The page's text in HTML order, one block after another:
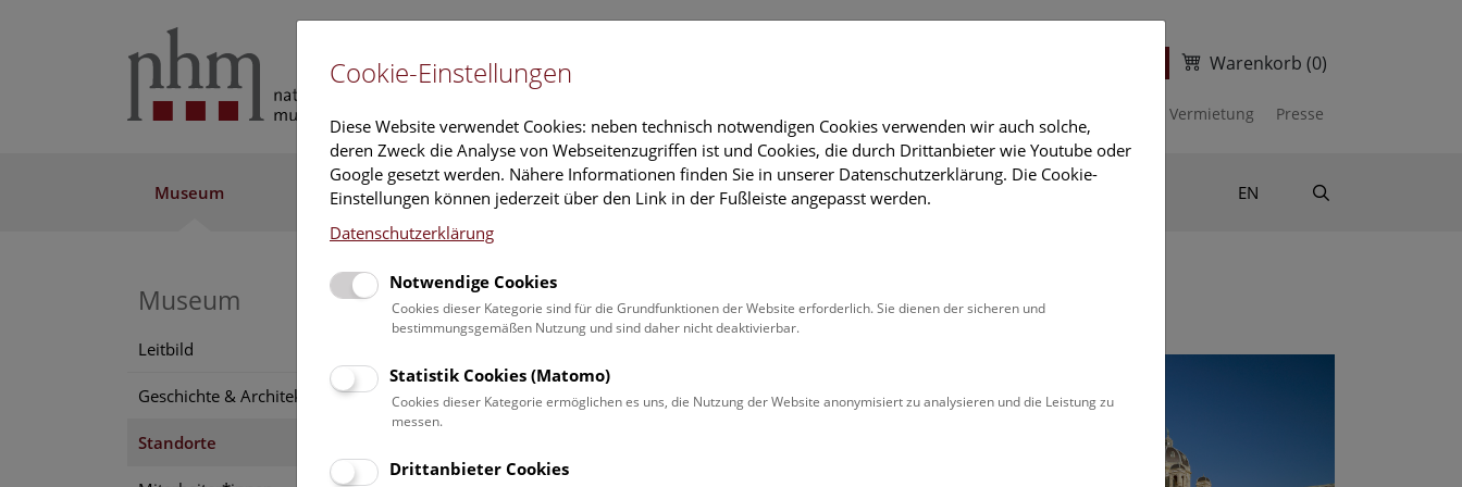
Warenkorb (0)
Vermietung Presse
Museum Ausstellung Forschung Führungen & Aktivitäten Deck 50 EN
Museum
Leitbild
Geschichte & Architektur
Standorte
Standorte
Naturhistorisches Museum Wien
Eingang:
Cookie-Einstellungen
Diese Website verwendet Cookies: neben technisch notwendigen Cookies verwenden wir auch solche,
deren Zweck die Analyse von Webseitenzugriffen ist und Cookies, die durch Drittanbieter wie Youtube oder
Google gesetzt werden. Nähere Informationen finden Sie in unserer Datenschutzerklärung. Die Cookie-
Einstellungen können jederzeit über den Link in der Fußleiste angepasst werden.
Datenschutzerklärung
Notwendige Cookies
Cookies dieser Kategorie sind für die Grundfunktionen der Website erforderlich. Sie dienen der sicheren und
bestimmungsgemäßen Nutzung und sind daher nicht deaktivierbar.
Statistik Cookies (Matomo)
Cookies dieser Kategorie ermöglichen es uns, die Nutzung der Website anonymisiert zu analysieren und die Leistung zu
messen.
Drittanbieter Cookies